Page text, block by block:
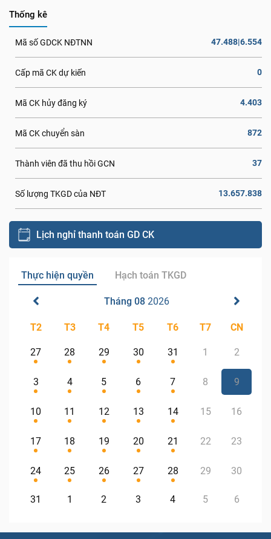
Thống kê
Mã số GDCK NĐTNN 47.488|6.554
Cấp mã CK dự kiến 0
Mã CK hủy đăng ký 4.403
Mã CK chuyển sàn 872
Thành viên đã thu hồi GCN 37
Số lượng TKGD của NĐT 13.657.838
Lịch nghỉ thanh toán GD CK
Thực hiện quyền Hạch toán TKGD
Tháng 08 2026
T2 T3 T4 T5 T6 T7 CN
27 28 29 30 31 1 2
3 4 5 6 7 8 9
10 11 12 13 14 15 16
17 18 19 20 21 22 23
24 25 26 27 28 29 30
31 1 2 3 4 5 6